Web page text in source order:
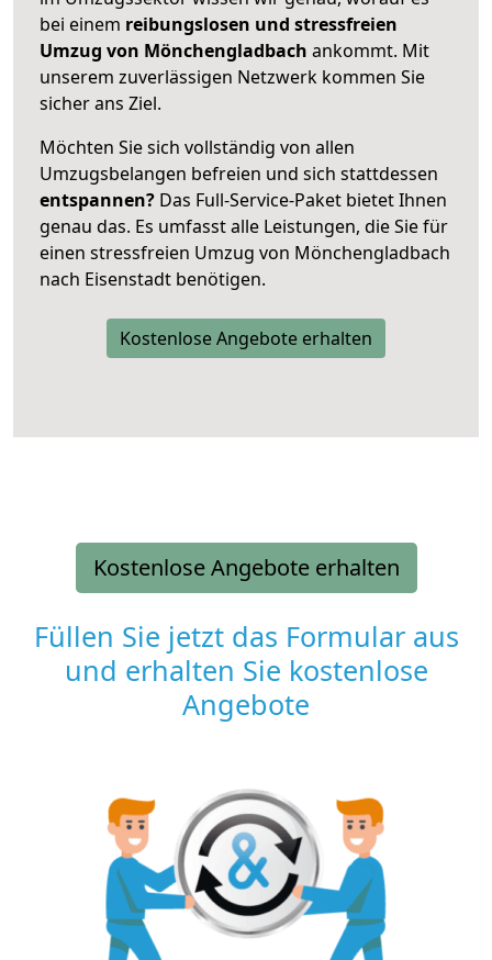
bei einem reibungslosen und stressfreien
Umzug von Mönchengladbach ankommt. Mit
unserem zuverlässigen Netzwerk kommen Sie
sicher ans Ziel.
Möchten Sie sich vollständig von allen
Umzugsbelangen befreien und sich stattdessen
entspannen? Das Full-Service-Paket bietet Ihnen
genau das. Es umfasst alle Leistungen, die Sie für
einen stressfreien Umzug von Mönchengladbach
nach Eisenstadt benötigen.
Kostenlose Angebote erhalten
Kostenlose Angebote erhalten
Füllen Sie jetzt das Formular aus
und erhalten Sie kostenlose
Angebote